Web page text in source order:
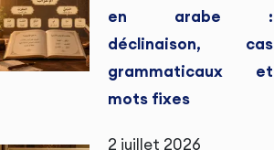
en arabe :
déclinaison, cas
grammaticaux et
mots fixes
2 juillet 2026